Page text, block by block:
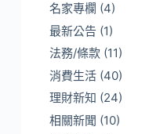
名家專欄 (4)
最新公告(1)
法務/條款(11)
消費生活(40)
理財新知 (24)
相關新聞 (10)